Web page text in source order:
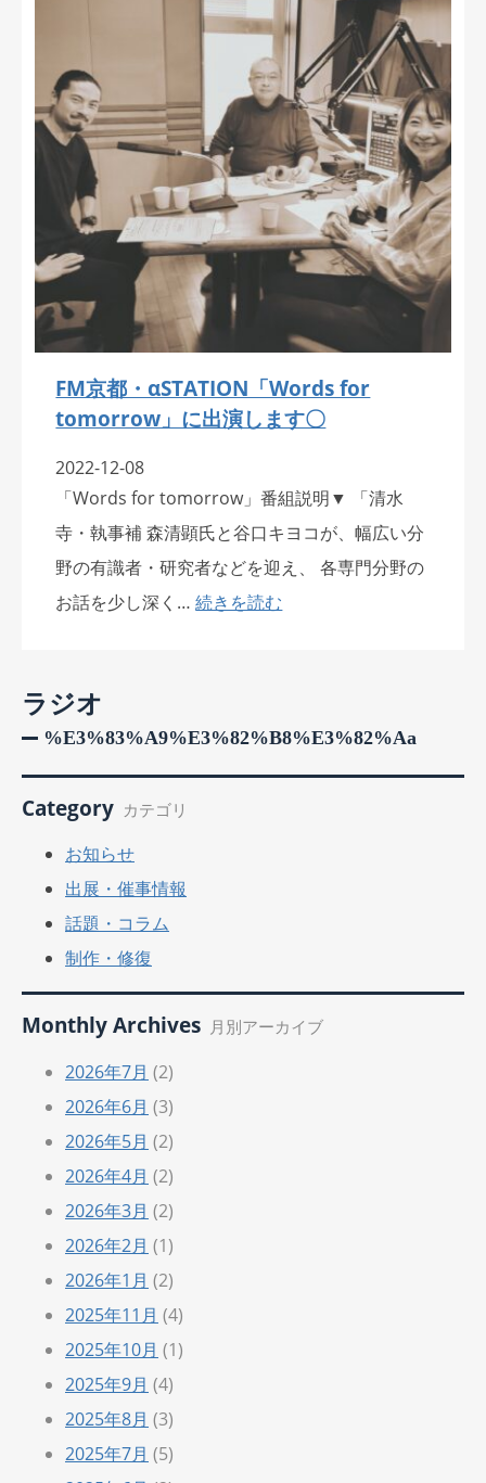
ラジオ
%e3%83%a9%e3%82%b8%e3%82%aa
Category カテゴリ
お知らせ
出展・催事情報
話題・コラム
制作・修復
Monthly Archives 月別アーカイブ
2026年7月 (2)
2026年6月 (3)
2026年5月 (2)
2026年4月 (2)
2026年3月 (2)
2026年2月 (1)
2026年1月 (2)
2025年11月 (4)
2025年10月 (1)
2025年9月 (4)
2025年8月 (3)
2025年7月 (5)
FM京都・αSTATION「Words for
tomorrow」に出演します〇
2022-12-08
「Words for tomorrow」番組説明▼ 「清水
寺・執事補 森清顕氏と谷口キヨコが、幅広い分
野の有識者・研究者などを迎え、 各専門分野の
お話を少し深く…続きを読む